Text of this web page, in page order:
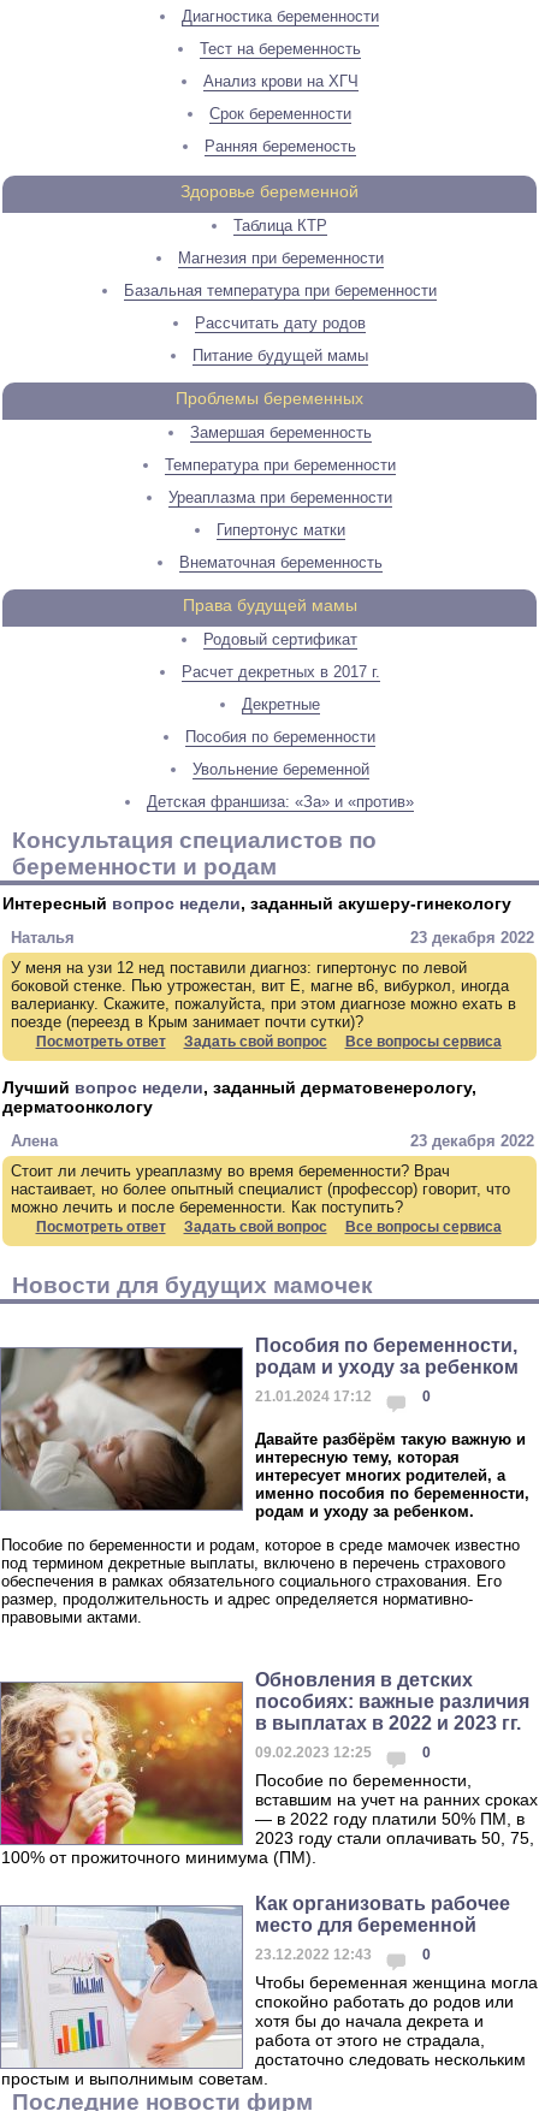
Диагностика беременности
Тест на беременность
Анализ крови на ХГЧ
Срок беременности
Ранняя беременость
Здоровье беременной
Таблица КТР
Магнезия при беременности
Базальная температура при беременности
Рассчитать дату родов
Питание будущей мамы
Проблемы беременных
Замершая беременность
Температура при беременности
Уреаплазма при беременности
Гипертонус матки
Внематочная беременность
Права будущей мамы
Родовый сертификат
Расчет декретных в 2017 г.
Декретные
Пособия по беременности
Увольнение беременной
Детская франшиза: «За» и «против»
Консультация специалистов по
беременности и родам
Интересный вопрос недели, заданный акушеру-гинекологу
Наталья
23 декабря 2022
У меня на узи 12 нед поставили диагноз: гипертонус по левой
боковой стенке. Пью утрожестан, вит Е, магне в6, вибуркол, иногда
валерианку. Скажите, пожалуйста, при этом диагнозе можно ехать в
поезде (переезд в Крым занимает почти сутки)?
Посмотреть ответ Задать свой вопрос Все вопросы сервиса
Лучший вопрос недели, заданный дерматовенерологу,
дерматоонкологу
Алена
23 декабря 2022
Стоит ли лечить уреаплазму во время беременности? Врач
настаивает, но более опытный специалист (профессор) говорит, что
можно лечить и после беременности. Как поступить?
Посмотреть ответ Задать свой вопрос Все вопросы сервиса
Новости для будущих мамочек
Пособия по беременности,
родам и уходу за ребенком
21.01.2024 17:12 0
Давайте разбёрём такую важную и
интересную тему, которая
интересует многих родителей, а
именно пособия по беременности,
родам и уходу за ребенком.
Пособие по беременности и родам, которое в среде мамочек известно
под термином декретные выплаты, включено в перечень страхового
обеспечения в рамках обязательного социального страхования. Его
размер, продолжительность и адрес определяется нормативно-
правовыми актами.
Обновления в детских
пособиях: важные различия
в выплатах в 2022 и 2023 гг.
09.02.2023 12:25 0
Пособие по беременности,
вставшим на учет на ранних сроках
— в 2022 году платили 50% ПМ, в
2023 году стали оплачивать 50, 75,
100% от прожиточного минимума (ПМ).
Как организовать рабочее
место для беременной
23.12.2022 12:43 0
Чтобы беременная женщина могла
спокойно работать до родов или
хотя бы до начала декрета и
работа от этого не страдала,
достаточно следовать нескольким
простым и выполнимым советам.
Последние новости фирм